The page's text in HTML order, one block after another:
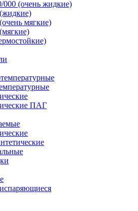
000 (очень жидкие)
мягкие)
ПАГ